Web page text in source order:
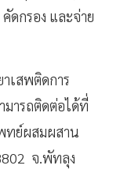
ดกรอง และจ่าย
เสพติดการ
ารถติดต่อได้ที่
ทย์ผสมผสาน
จ.พัทลุง